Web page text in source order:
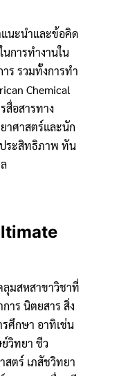
แนะนำและข้อคิด
การทำงานใน
ร รวมทั้งการทำ
Chemical
สื่อสารทาง
าศาสตร์และนัก
ประสิทธิภาพ ทัน
ลุมสหสาขาวิชาที่
าร นิตยสาร สิ่ง
ศึกษา อาทิเช่น
วิทยา ชีว
ตร์ เภสัชวิทยา